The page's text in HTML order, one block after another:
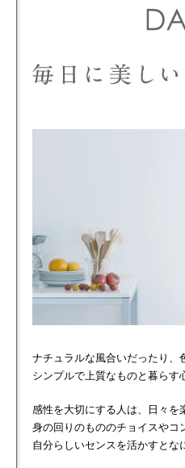
ナチュラルな風合いだったり、
シンプルで上質なものと暮らす
感性を大切にする人は、日々を
身の回りのもののチョイスやコ
自分らしいセンスを活かすとな